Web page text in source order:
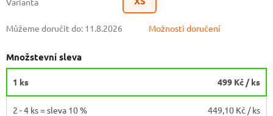
Můžeme doručit do: 11.8.2026 Možnosti doručení
Množstevní sleva
1 ks 499 Kč / ks
2 - 4 ks = sleva 10 % 449,10 Kč / ks